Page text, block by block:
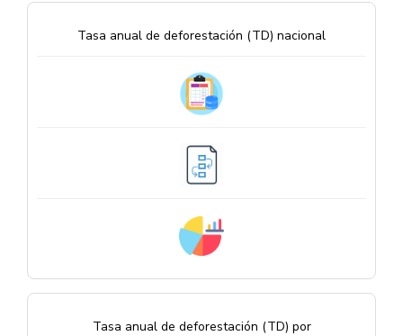
Tasa anual de deforestación (TD) nacional
Tasa anual de deforestación (TD) por